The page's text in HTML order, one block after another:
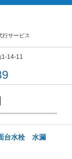
行サービス
14-11
台水栓 水漏